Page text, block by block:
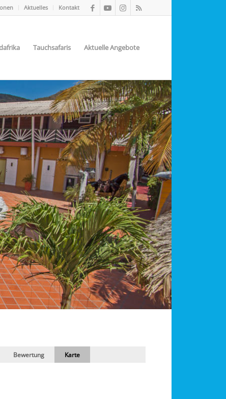
Aktuelles Kontakt
Tauchsafaris Aktuelle Angebote
Bewertung Karte